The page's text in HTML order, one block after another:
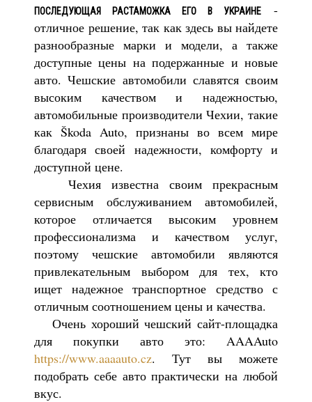
ПОСЛЕДУЮЩАЯ РАСТАМОЖКА ЕГО В УКРАИНЕ
-
отличное решение, так как здесь вы найдете
разнообразные марки и модели, а также
доступные цены на подержанные и новые
авто. Чешские автомобили славятся своим
высоким качеством и надежностью,
автомобильные производители Чехии, такие
как Škoda Auto, признаны во всем мире
благодаря своей надежности, комфорту и
доступной цене.
Чехия известна своим прекрасным
сервисным обслуживанием автомобилей,
которое отличается высоким уровнем
профессионализма и качеством услуг,
поэтому чешские автомобили являются
привлекательным выбором для тех, кто
ищет надежное транспортное средство с
отличным соотношением цены и качества.
Очень хороший чешский сайт-площадка
для покупки авто это: AAAAuto
https://www.aaaauto.cz. Тут вы можете
подобрать себе авто практически на любой
вкус.